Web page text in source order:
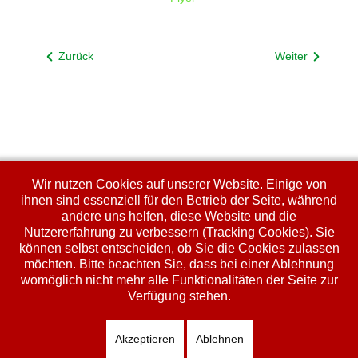
Zurück Weiter
Wir nutzen Cookies auf unserer Website. Einige von
ihnen sind essenziell für den Betrieb der Seite, während
andere uns helfen, diese Website und die
Nutzererfahrung zu verbessern (Tracking Cookies). Sie
können selbst entscheiden, ob Sie die Cookies zulassen
möchten. Bitte beachten Sie, dass bei einer Ablehnung
womöglich nicht mehr alle Funktionalitäten der Seite zur
Verfügung stehen.
Akzeptieren Ablehnen